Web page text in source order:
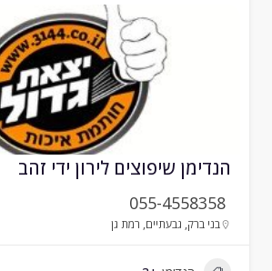
שיפוצים לירון ידי זהב
055-4558358
,גבעתיים, רמת גן